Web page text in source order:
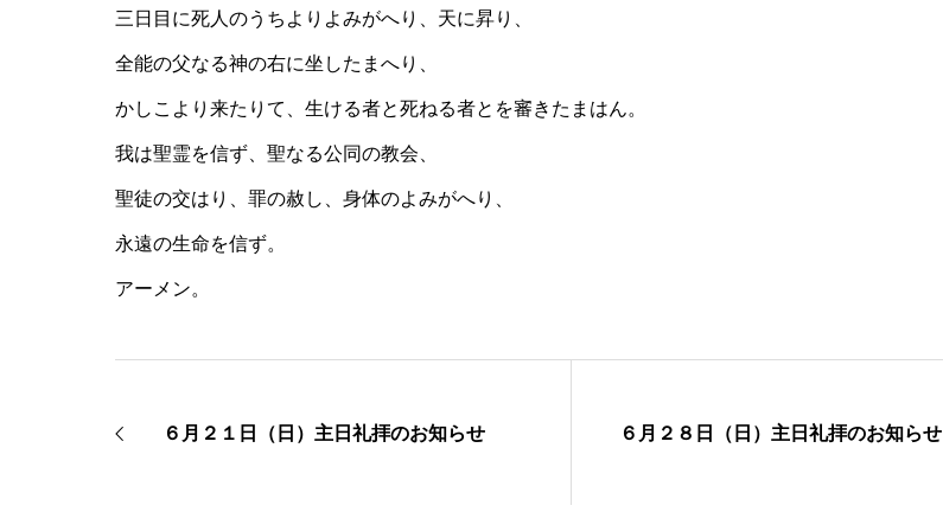
三日目に死人のうちよりよみがへり、天に昇り、
全能の父なる神の右に坐したまへり、
かしこより来たりて、生ける者と死ねる者とを審きたまはん。
我は聖霊を信ず、聖なる公同の教会、
聖徒の交はり、罪の赦し、身体のよみがへり、
永遠の生命を信ず。
アーメン。
６月２１日（日）主日礼拝のお知らせ ６月２８日（日）主日礼拝のお知らせ